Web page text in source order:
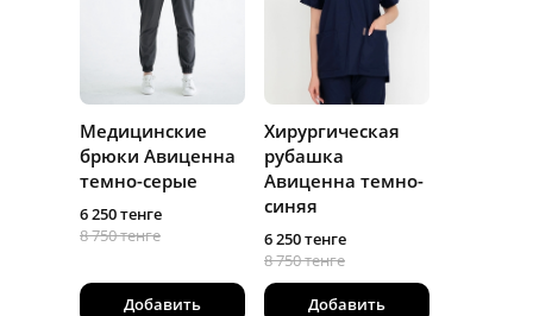
Медицинские
брюки Авиценна
темно-серые
6 250 тенге
8 750 тенге
Добавить
Хирургическая
рубашка
Авиценна темно-
синяя
6 250 тенге
8 750 тенге
Добавить